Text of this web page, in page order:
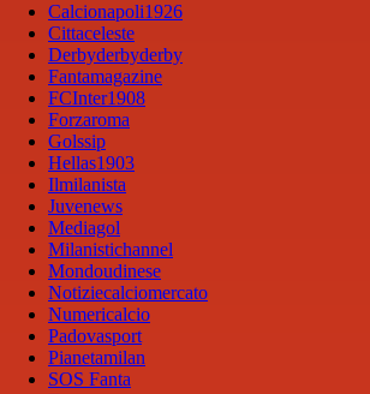
Calcionapoli1926
Cittaceleste
Derbyderbyderby
Fantamagazine
FCInter1908
Forzaroma
Golssip
Hellas1903
Ilmilanista
Juvenews
Mediagol
Milanistichannel
Mondoudinese
Notiziecalciomercato
Numericalcio
Padovasport
Pianetamilan
SOS Fanta